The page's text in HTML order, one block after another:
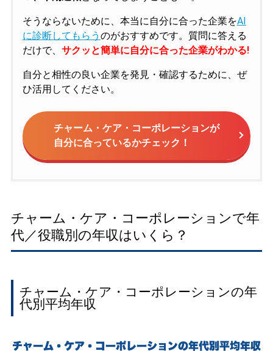
そうならないために、本当に自分に合った企業をAI
に診断してもらう のがおすすめです。質問に答える
だけで、 サクッと簡単に自分に合った企業がわかる!
自分と相性の良い企業を発見・確認するために、ぜ
ひ活用してください。
チャーム・ケア・コーポレーションが
自分に合っているかチェック！
チャーム・ケア・コーポレーションで年
代／役職別の年収はいくら？
チャーム・ケア・コーポレーションの年
代別平均年収